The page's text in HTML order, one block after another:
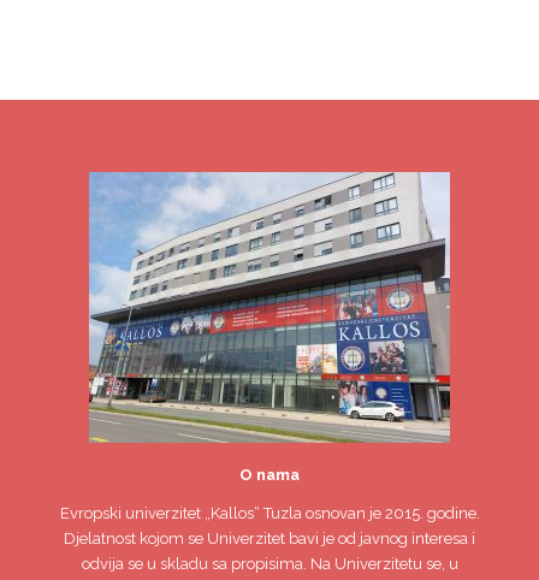
O nama
Evropski univerzitet„Kallos“ Tuzla osnovan je 2015. godine.
Djelatnost kojom se Univerzitet bavi je od javnog interesa i
odvija se u skladu sa propisima. Na Univerzitetu se, u